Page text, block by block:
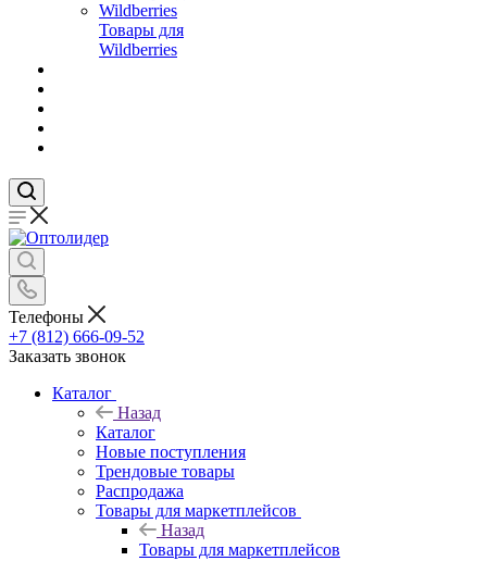
Товары для
Wildberries
Телефоны
+7 (812) 666-09-52
Заказать звонок
Каталог
Назад
Каталог
Новые поступления
Трендовые товары
Распродажа
Товары для маркетплейсов
Назад
Товары для маркетплейсов